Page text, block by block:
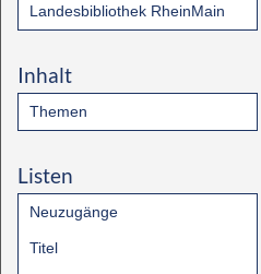
Landesbibliothek RheinMain
Inhalt
Themen
Listen
Neuzugänge
Titel